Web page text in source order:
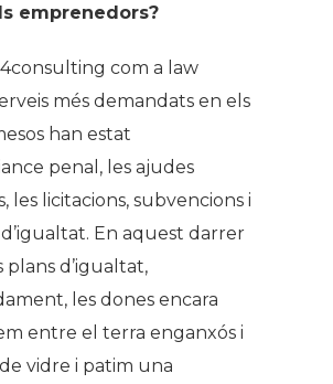
emprenedors?
com a law
més demandats en els
han estat
penal , les ajudes
les licitacions, subvencions i
En aquest darrer
plans d’igualtat,
les dones encara
entre el terra enganxós i
vidre i patim una